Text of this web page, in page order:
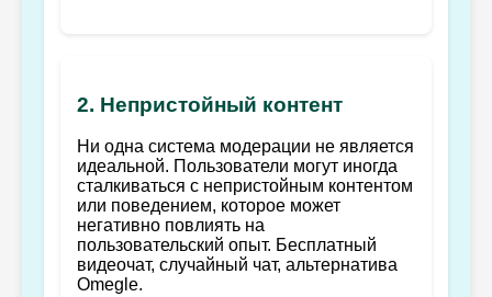
2. Непристойный контент
Ни одна система модерации не является
идеальной. Пользователи могут иногда
сталкиваться с непристойным контентом
или поведением, которое может
негативно повлиять на
пользовательский опыт. Бесплатный
видеочат, случайный чат, альтернатива
Omegle.